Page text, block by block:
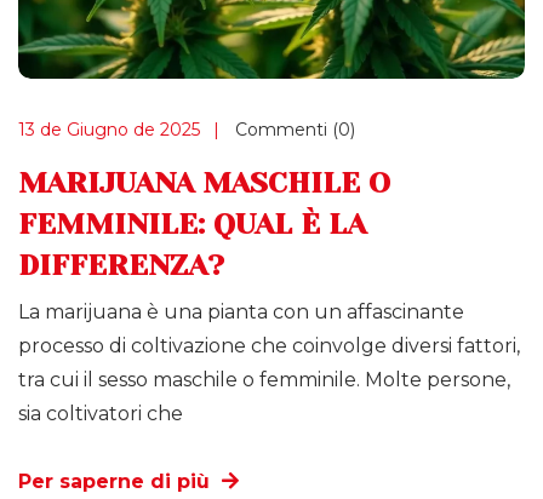
13 de Giugno de 2025 Commenti (0)
MARIJUANA MASCHILE O
FEMMINILE: QUAL È LA
DIFFERENZA?
La marijuana è una pianta con un affascinante
processo di coltivazione che coinvolge diversi fattori,
tra cui il sesso maschile o femminile. Molte persone,
sia coltivatori che
Per saperne di più